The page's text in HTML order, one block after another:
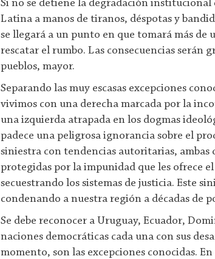
Si no se detiene la degradación institucional
Latina a manos de tiranos, déspotas y
se llegará a un punto en que tomará más de
rescatar el rumbo. Las consecuencias serán
pueblos, mayor.
Separando las muy escasas excepciones
vivimos con una derecha marcada por la
una izquierda atrapada en los dogmas
padece una peligrosa ignorancia sobre el
siniestra con tendencias autoritarias,
protegidas por la impunidad que les ofrece
secuestrando los sistemas de justicia. Este
condenando a nuestra región a décadas de
Se debe reconocer a Uruguay, Ecuador,
naciones democráticas cada una con sus
momento, son las excepciones conocidas.